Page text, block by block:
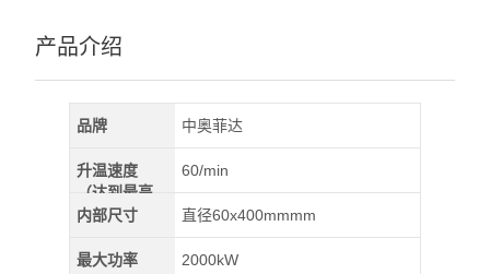
产品介绍
品牌 中奥菲达
升温速度
（达到最高
温）
60/min
内部尺寸 直径60x400mmmm
最大功率 2000kW